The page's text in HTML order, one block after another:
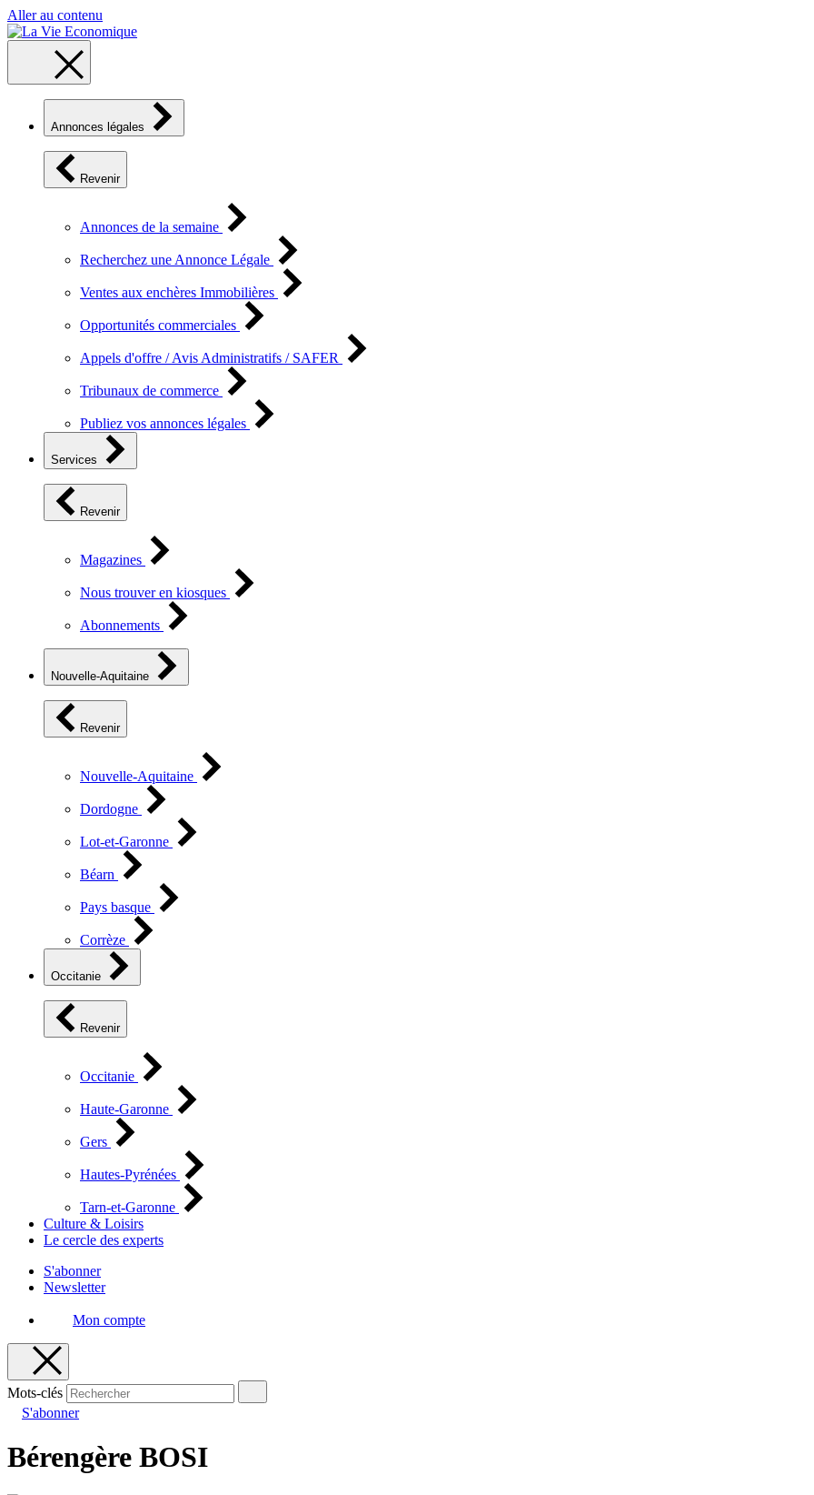
Aller au contenu
Annonces légales
Revenir
Annonces de la semaine
Recherchez une Annonce Légale
Ventes aux enchères Immobilières
Opportunités commerciales
Appels d'offre / Avis Administratifs / SAFER
Tribunaux de commerce
Publiez vos annonces légales
Services
Revenir
Magazines
Nous trouver en kiosques
Abonnements
Nouvelle-Aquitaine
Revenir
Nouvelle-Aquitaine
Dordogne
Lot-et-Garonne
Béarn
Pays basque
Corrèze
Occitanie
Revenir
Occitanie
Haute-Garonne
Gers
Hautes-Pyrénées
Tarn-et-Garonne
Culture & Loisirs
Le cercle des experts
S'abonner
Newsletter
Mon compte
Mots-clés
S'abonner
Bérengère BOSI